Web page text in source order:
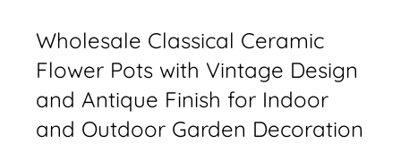
Wholesale Classical Ceramic
Flower Pots with Vintage Design
and Antique Finish for Indoor
and Outdoor Garden Decoration